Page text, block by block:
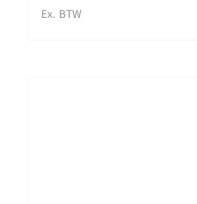
Ex. BTW